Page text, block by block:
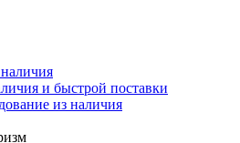
и быстрой поставки